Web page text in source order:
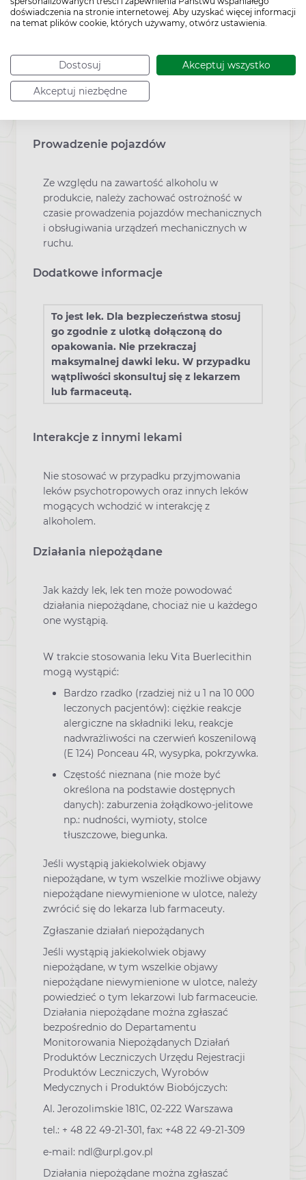
doświadczenia na stronie internetowej. Aby uzyskać więcej informacji
na temat plików cookie, których używamy, otwórz ustawienia.
Dostosuj Akceptuj wszystko
Akceptuj niezbędne
na jego jakość.
Ze względu na zawartość alkoholu nie należy
zażywać produktu w okresie ciąży i karmienia
Prowadzenie pojazdów
Ze względu na zawartość alkoholu w
produkcie, należy zachować ostrożność w
czasie prowadzenia pojazdów mechanicznych
i obsługiwania urządzeń mechanicznych w
ruchu.
Dodatkowe informacje
To jest lek. Dla bezpieczeństwa stosuj
go zgodnie z ulotką dołączoną do
opakowania. Nie przekraczaj
maksymalnej dawki leku. W przypadku
wątpliwości skonsultuj się z lekarzem
lub farmaceutą.
Interakcje z innymi lekami
Nie stosować w przypadku przyjmowania
leków psychotropowych oraz innych leków
mogących wchodzić w interakcję z
alkoholem.
Działania niepożądane
Jak każdy lek, lek ten może powodować
działania niepożądane, chociaż nie u każdego
one wystąpią.
W trakcie stosowania leku Vita Buerlecithin
mogą wystąpić:
Bardzo rzadko (rzadziej niż u 1 na 10 000
leczonych pacjentów): ciężkie reakcje
alergiczne na składniki leku, reakcje
nadwrażliwości na czerwień koszenilową
(E 124) Ponceau 4R, wysypka, pokrzywka.
Częstość nieznana (nie może być
określona na podstawie dostępnych
danych): zaburzenia żołądkowo-jelitowe
np.: nudności, wymioty, stolce
tłuszczowe, biegunka.
Jeśli wystąpią jakiekolwiek objawy
niepożądane, w tym wszelkie możliwe objawy
niepożądane niewymienione w ulotce, należy
zwrócić się do lekarza lub farmaceuty.
Zgłaszanie działań niepożądanych
Jeśli wystąpią jakiekolwiek objawy
niepożądane, w tym wszelkie objawy
niepożądane niewymienione w ulotce, należy
powiedzieć o tym lekarzowi lub farmaceucie.
Działania niepożądane można zgłaszać
bezpośrednio do Departamentu
Monitorowania Niepożądanych Działań
Produktów Leczniczych Urzędu Rejestracji
Produktów Leczniczych, Wyrobów
Medycznych i Produktów Biobójczych:
Al. Jerozolimskie 181C, 02-222 Warszawa
tel.: + 48 22 49-21-301, fax: +48 22 49-21-309
e-mail: ndl@urpl.gov.pl
Działania niepożądane można zgłaszać